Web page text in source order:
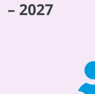
– 2027